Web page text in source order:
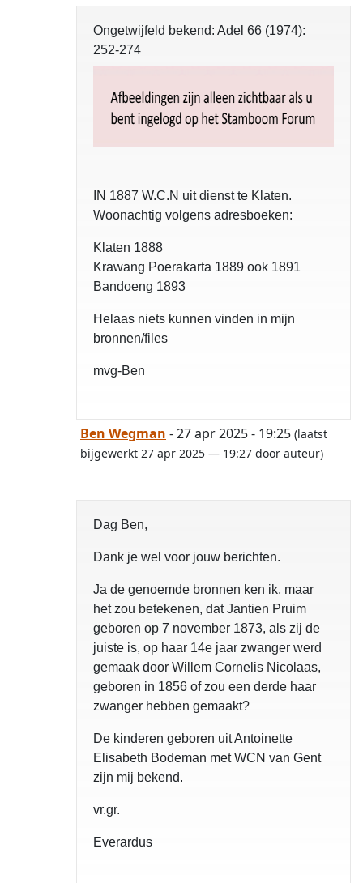
Ongetwijfeld bekend: Adel 66 (1974):
252-274
IN 1887 W.C.N uit dienst te Klaten.
Woonachtig volgens adresboeken:
Klaten 1888
Krawang Poerakarta 1889 ook 1891
Bandoeng 1893
Helaas niets kunnen vinden in mijn
bronnen/files
mvg-Ben
Ben Wegman - 27 apr 2025 - 19:25 (laatst
bijgewerkt 27 apr 2025 — 19:27 door auteur)
Dag Ben,
Dank je wel voor jouw berichten.
Ja de genoemde bronnen ken ik, maar
het zou betekenen, dat Jantien Pruim
geboren op 7 november 1873, als zij de
juiste is, op haar 14e jaar zwanger werd
gemaak door Willem Cornelis Nicolaas,
geboren in 1856 of zou een derde haar
zwanger hebben gemaakt?
De kinderen geboren uit Antoinette
Elisabeth Bodeman met WCN van Gent
zijn mij bekend.
vr.gr.
Everardus